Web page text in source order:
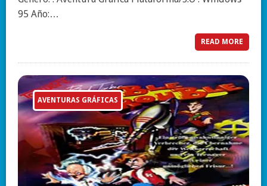
95 Año:…
READ MORE
AVENTURAS GRÁFICAS